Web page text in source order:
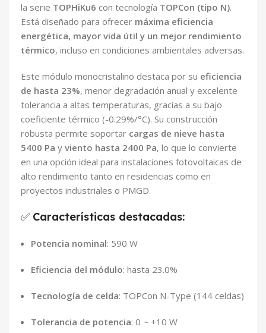
la serie TOPHiKu6 con tecnología TOPCon (tipo N).
Está diseñado para ofrecer máxima eficiencia
energética, mayor vida útil y un mejor rendimiento
térmico, incluso en condiciones ambientales adversas.
Este módulo monocristalino destaca por su eficiencia
de hasta 23%, menor degradación anual y excelente
tolerancia a altas temperaturas, gracias a su bajo
coeficiente térmico (-0.29%/°C). Su construcción
robusta permite soportar cargas de nieve hasta
5400 Pa y viento hasta 2400 Pa, lo que lo convierte
en una opción ideal para instalaciones fotovoltaicas de
alto rendimiento tanto en residencias como en
proyectos industriales o PMGD.
✅ Características destacadas:
Potencia nominal: 590 W
Eficiencia del módulo: hasta 23.0%
Tecnología de celda: TOPCon N-Type (144 celdas)
Tolerancia de potencia: 0 ~ +10 W